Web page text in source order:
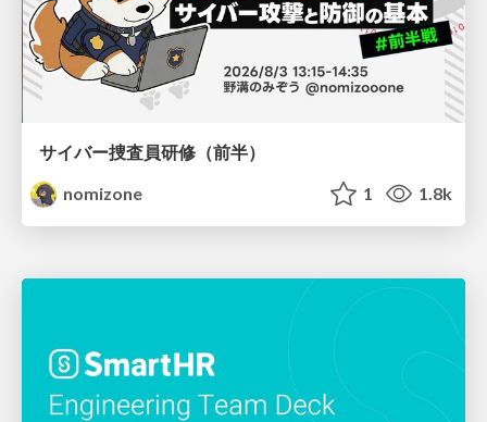
サイバー捜査員研修（前半）
nomizone
1 1.8k